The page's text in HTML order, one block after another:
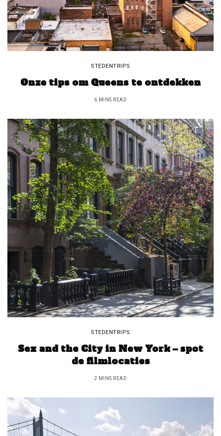
STEDENTRIPS
Onze tips om Queens te ontdekken
6 MINS READ
STEDENTRIPS
Sex and the City in New York – spot
de filmlocaties
2 MINS READ